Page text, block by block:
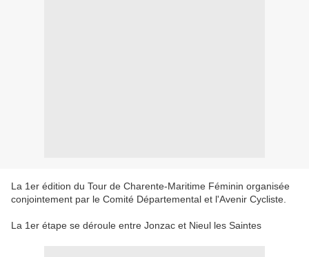
La 1er édition du Tour de Charente-Maritime Féminin organisée
conjointement par le Comité Départemental et l'Avenir Cycliste.
La 1er étape se déroule entre Jonzac et Nieul les Saintes